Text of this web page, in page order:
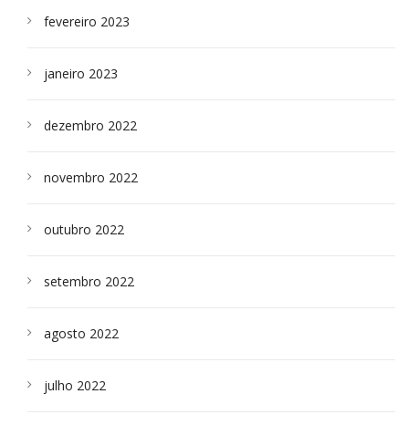
fevereiro 2023
janeiro 2023
dezembro 2022
novembro 2022
outubro 2022
setembro 2022
agosto 2022
julho 2022